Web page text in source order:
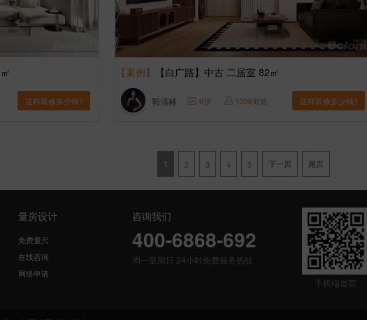
这样装修多少钱?
【案例】 【白广路】中古 二居室 82㎡
郭清林 6张 1509浏览 这样装修多少钱?
1 2 3 4 5 下一页 尾页
量房设计
免费量尺
在线咨询
网络申请
咨询我们
400-6868-692
周一至周日 24小时免费服务热线
手机端首页